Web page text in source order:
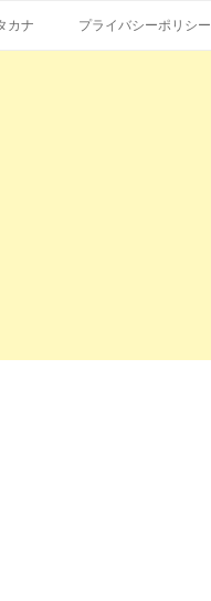
み方
カナ プライバシーポリシー